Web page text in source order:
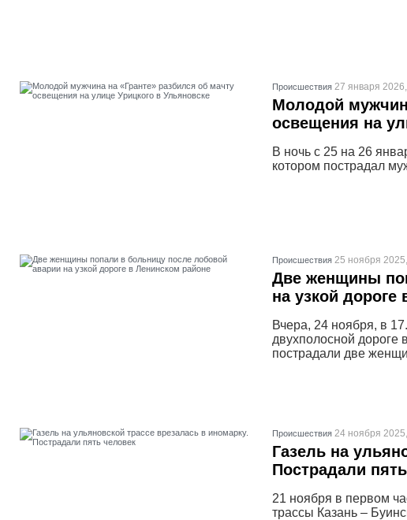
Проиcшествия 27 января
Молодой
освещения на
В ночь с 25 на 26
котором пострадал
Проиcшествия 25 ноября
Две женщины
на узкой
Вчера, 24 ноября, в
двухполосной дороге
пострадали две
Проиcшествия 24 ноября
Газель на
Пострадали
21 ноября в первом
трассы Казань –